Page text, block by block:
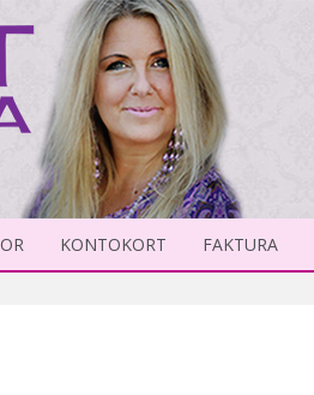
KONTOKORT FAKTURA